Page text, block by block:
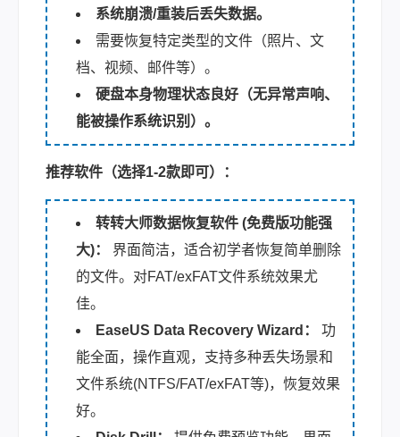
系统崩溃/重装后丢失数据。
需要恢复特定类型的文件（照片、文
档、视频、邮件等）。
硬盘本身物理状态良好（无异常声响、
能被操作系统识别）。
推荐软件（选择1-2款即可）：
转转大师数据恢复软件 (免费版功能强
大)：
界面简洁，适合初学者恢复简单删除
的文件。对FAT/exFAT文件系统效果尤
佳。
EaseUS Data Recovery Wizard：
功
能全面，操作直观，支持多种丢失场景和
文件系统(NTFS/FAT/exFAT等)，恢复效果
好。